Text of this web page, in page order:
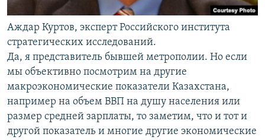
Аждар Куртов, эксперт Российского института
стратегических исследований.
Да, я представитель бывшей метрополии. Но если
мы объективно посмотрим на другие
макроэкономические показатели Казахстана,
например на объем ВВП на душу населения или
размер средней зарплаты, то заметим, что и тот и
другой показатель и многие другие экономические